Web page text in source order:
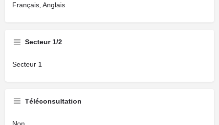
Français, Anglais
Secteur 1/2
Secteur 1
Téléconsultation